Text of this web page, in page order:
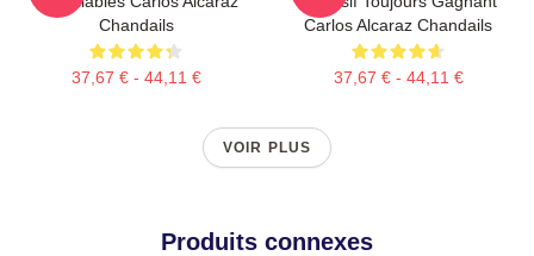
Chandails
37,67 € - 44,11 €
Carlos Alcaraz Chandails
37,67 € - 44,11 €
VOIR PLUS
Produits connexes